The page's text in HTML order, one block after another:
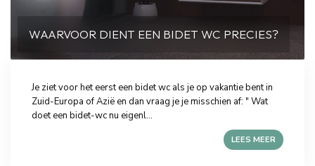
WAARVOOR DIENT EEN BIDET WC PRECIES?
Je ziet voor het eerst een bidet wc als je op vakantie bent in
Zuid-Europa of Azië en dan vraag je je misschien af: " Wat
doet een bidet-wc nu eigenl...
LEES MEER